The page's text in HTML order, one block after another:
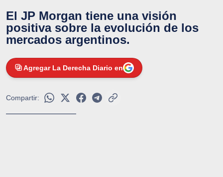
El JP Morgan tiene una visión
positiva sobre la evolución de los
mercados argentinos.
Agregar La Derecha Diario en
Compartir: